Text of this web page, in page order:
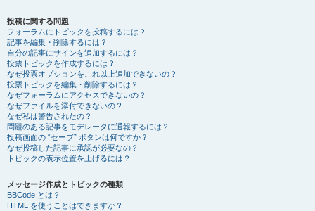
投稿に関する問題
フォーラムにトピックを投稿するには？
記事を編集・削除するには？
自分の記事にサインを追加するには？
投票トピックを作成するには？
なぜ投票オプションをこれ以上追加できないの？
投票トピックを編集・削除するには？
なぜフォーラムにアクセスできないの？
なぜファイルを添付できないの？
なぜ私は警告されたの？
問題のある記事をモデレータに通報するには？
投稿画面の “セーブ” ボタンは何ですか？
なぜ投稿した記事に承認が必要なの？
トピックの表示位置を上げるには？
メッセージ作成とトピックの種類
BBCode とは？
HTML を使うことはできますか？